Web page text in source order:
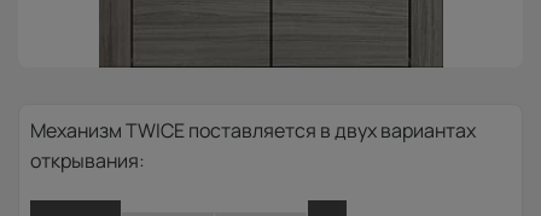
Механизм TWICE поставляется в двух вариантах
открывания: